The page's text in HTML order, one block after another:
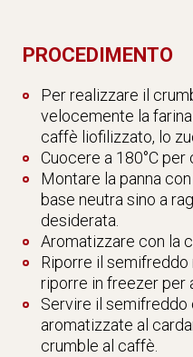
PROCEDIMENTO
Per realizzare il
velocemente la farina
caffè liofilizzato, lo
Cuocere a 180°C per
Montare la panna
base neutra sino a
desiderata.
Aromatizzare con la
Riporre il
riporre in freezer per
Servire il semifreddo
aromatizzate al
crumble al caffè.